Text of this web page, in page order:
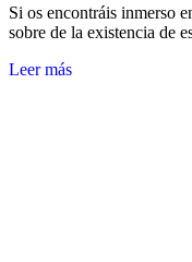
Si os encontráis inmerso
sobre de la existencia de
Leer más